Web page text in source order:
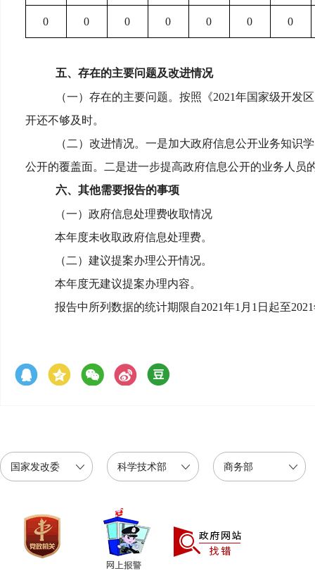
0 0 0 0 0 0 0
五、存在的主要问题及改进情况
（一）存在的主要问题。按照《2021年国家级开
开还不够及时。
（二）改进情况。一是加大政府信息公开业务知识
公开的覆盖面。二是进一步提高政府信息公开的业务人
六、其他需要报告的事项
（一）政府信息处理费收取情况
本年度未收取政府信息处理费。
（二）建议提案办理公开情况。
本年度无建议提案办理内容。
报告中所列数据的统计期限自2021年1月1日起至
国家发改委 科学技术部 商务部